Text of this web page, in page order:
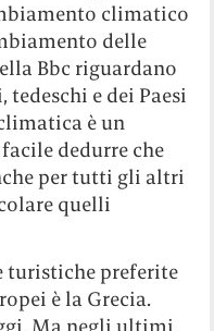
climatico
delle
Bbc riguardano
e dei Paesi
è un
dedurre che
per tutti gli altri
quelli
turistiche preferite
è la Grecia.